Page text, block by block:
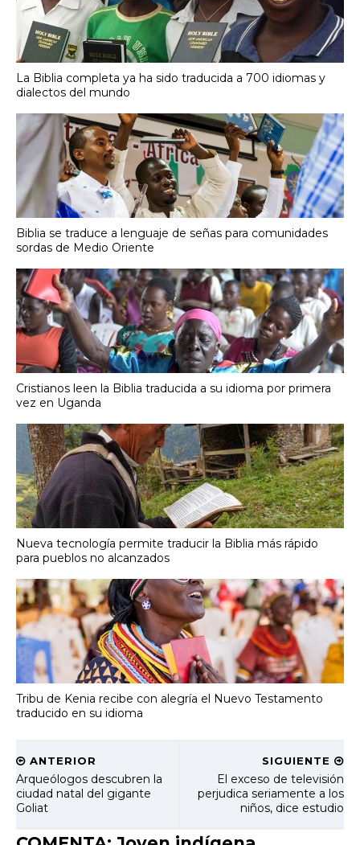
La Biblia completa ya ha sido traducida a 700 idiomas y
dialectos del mundo
Biblia se traduce a lenguaje de señas para comunidades
sordas de Medio Oriente
Cristianos leen la Biblia traducida a su idioma por primera
vez en Uganda
Nueva tecnología permite traducir la Biblia más rápido
para pueblos no alcanzados
Tribu de Kenia recibe con alegría el Nuevo Testamento
traducido en su idioma
SIGUIENTE
El exceso de televisión
perjudica seriamente a los
niños, dice estudio
ANTERIOR
Arqueólogos descubren la
ciudad natal del gigante
Goliat